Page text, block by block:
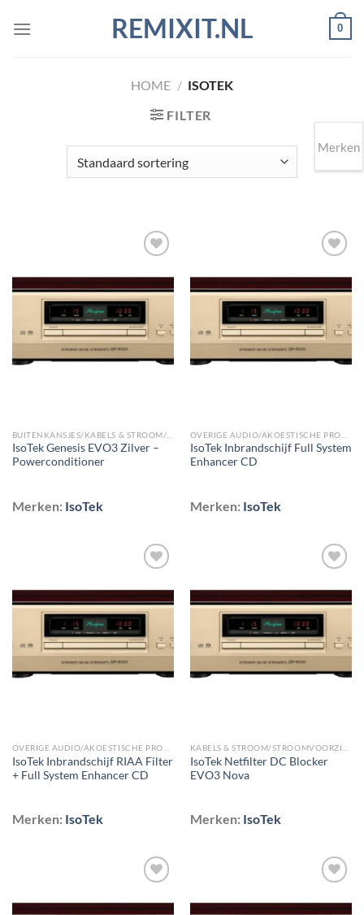
naar
REMIXIT.NL 0
HOME / ISOTEK
FILTER
Toevoegen
aan
wenslijst
IsoTek Genesis EVO3 Zilver –
Powerconditioner
Merken: IsoTek
Toevoegen
aan
wenslijst
IsoTek Inbrandschijf Full System
Enhancer CD
Merken: IsoTek
Toevoegen
aan
wenslijst
IsoTek Inbrandschijf RIAA Filter
+ Full System Enhancer CD
Merken: IsoTek
Toevoegen
aan
wenslijst
IsoTek Netfilter DC Blocker
EVO3 Nova
Merken: IsoTek
Merken